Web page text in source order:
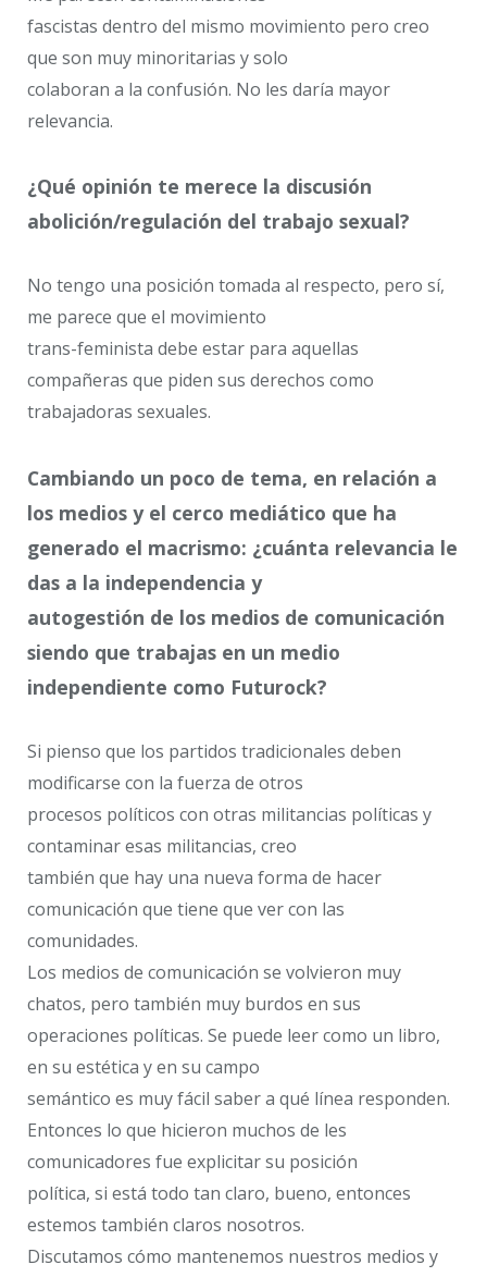
fascistas dentro del mismo movimiento pero creo
que son muy minoritarias y solo
colaboran a la confusión. No les daría mayor
relevancia.
¿Qué opinión te merece la discusión
abolición/regulación del trabajo sexual?
No tengo una posición tomada al respecto, pero sí,
me parece que el movimiento
trans-feminista debe estar para aquellas
compañeras que piden sus derechos como
trabajadoras sexuales.
Cambiando un poco de tema, en relación a
los medios y el cerco mediático que ha
generado el macrismo: ¿cuánta relevancia le
das a la independencia y
autogestión de los medios de comunicación
siendo que trabajas en un medio
independiente como Futurock?
Si pienso que los partidos tradicionales deben
modificarse con la fuerza de otros
procesos políticos con otras militancias políticas y
contaminar esas militancias, creo
también que hay una nueva forma de hacer
comunicación que tiene que ver con las
comunidades.
Los medios de comunicación se volvieron muy
chatos, pero también muy burdos en sus
operaciones políticas. Se puede leer como un libro,
en su estética y en su campo
semántico es muy fácil saber a qué línea responden.
Entonces lo que hicieron muchos de les
comunicadores fue explicitar su posición
política, si está todo tan claro, bueno, entonces
estemos también claros nosotros.
Discutamos cómo mantenemos nuestros medios y